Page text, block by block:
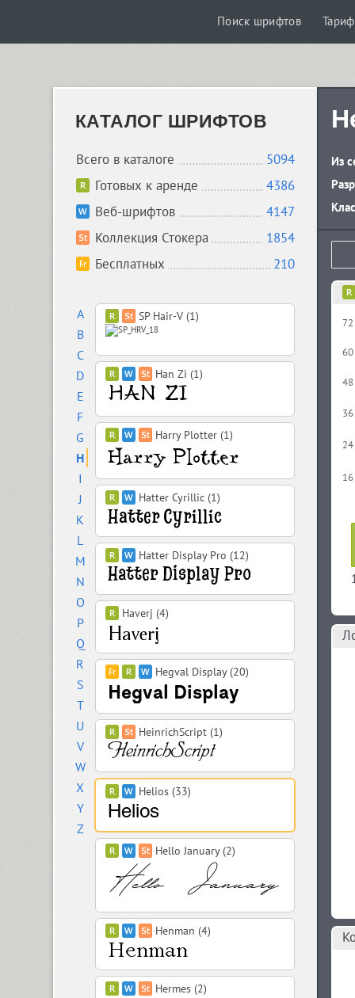
Поиск шрифтов
КАТАЛОГ ШРИФТОВ
Всего в каталоге
5094
Готовых к аренде
4386
Веб-шрифтов
4147
Коллекция Стокера
1854
Бесплатных
210
A
B
C
D
E
F
G
H
I
J
K
L
M
N
O
P
Q
R
S
T
U
V
W
X
Y
Z
SP Hair-V (1)
Han Zi (1)
Harry Plotter (1)
Hatter Cyrillic (1)
Hatter Display Pro (12)
Haverj (4)
Hegval Display (20)
HeinrichScript (1)
Helios (33)
Hello January (2)
Henman (4)
Hermes (2)
Из